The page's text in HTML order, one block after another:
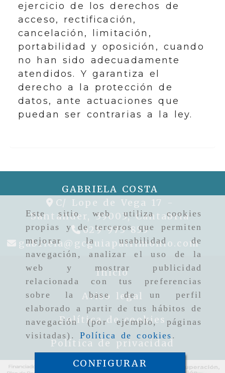
Este sitio web utiliza cookies
propias y de terceros que permiten
mejorar la usabilidad de
navegación, analizar el uso de la
web y mostrar publicidad
relacionada con tus preferencias
sobre la base de un perfil
elaborado a partir de tus hábitos de
navegación (por ejemplo, páginas
visitadas). Política de cookies .
CONFIGURAR
ejercicio de los derechos de
acceso, rectificación,
cancelación, limitación,
portabilidad y oposición, cuando
no han sido adecuadamente
atendidos. Y garantiza el
derecho a la protección de
datos, ante actuaciones que
puedan ser contrarias a la ley.
GABRIELA COSTA
C/ Lope de Vega 17 -
Santander,39003,Cantabria
629 973 855
gabriela
gcguiapatrimonio.com
Inicio
Aviso legal
Política de cookies
Política de privacidad